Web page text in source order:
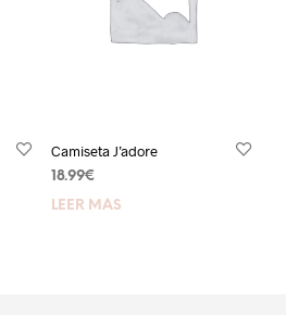
Camiseta J’adore
18.99€
LEER MÁS